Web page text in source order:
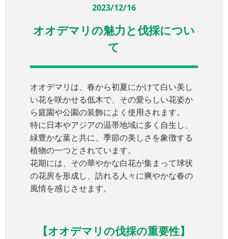
2023/12/16
オオデマリの魅力と伐採につい
て
オオデマリは、春から初夏にかけて白い美し
い花を咲かせる低木で、その愛らしい花姿か
ら庭園や公園の装飾によく使用されます。
特に日本やアジアの温帯地域に多く自生し、
緑豊かな葉と共に、季節の美しさを象徴する
植物の一つとされています。
花期には、その華やかな白花が集まって球状
の花房を形成し、訪れる人々に爽やかな春の
風情を感じさせます。
【オオデマリの伐採の重要性】